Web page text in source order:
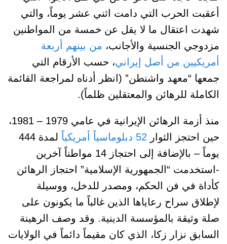
أعقبت الحرب التي دامت اثني عشر يوماً، والتي
شهدت اعتقال ما لا يقل عن خمسة من المواطنين
مزدوجي الجنسية والأجانب، من بينهم أربعة
أمريكيين من أصل إيراني، حسب الأرقام التي
جمعها “معهد واشنطن” (انظر أدناه لمراجعة القائمة
الكاملة للرهائن والمعتقلين ظلماً).
منذ أزمة الرهائن الإيرانية في عامي 1979 – 1981،
حين احتجز الثوار 52 دبلوماسياً أمريكياً
لمدة 444
يوماً – بالإضافة إلى احتجاز
14 مواطناً آخرين
-استخدمت “الجمهورية الإسلامية” احتجاز الرهائن
كأداة في فن الحكم، ومصدر للدخل، ووسيلة
لإطلاق سراح رعاياها الذين غالباً ما يكونون على
صلة وثيقة بالمؤسسة الدينية. وقد وصف الرهينة
السابق نزار زكا، الذي كان مقيماً دائماً في الولايات